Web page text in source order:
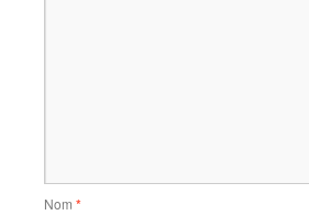
Nom *